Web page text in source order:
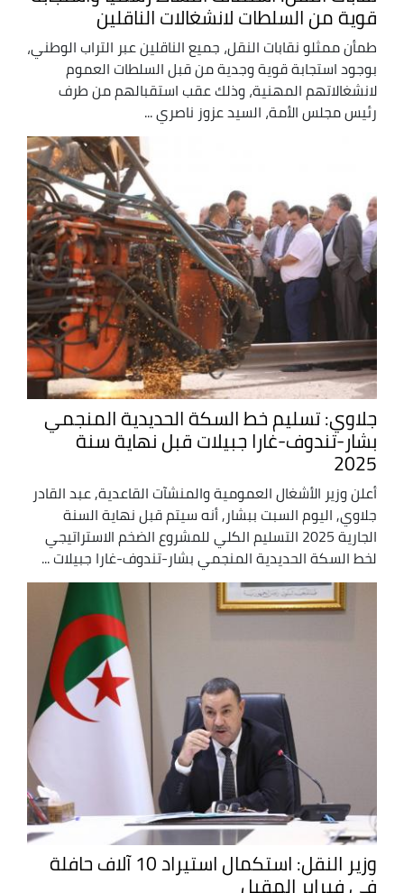
قوية من السلطات لانشغالات الناقلين
طمأن ممثلو نقابات النقل، جميع الناقلين عبر التراب الوطني،
بوجود استجابة قوية وجدية من قبل السلطات العموم
لانشغالاتهم المهنية، وذلك عقب استقبالهم من طرف
رئيس مجلس الأمة، السيد عزوز ناصري ...
جلاوي: تسليم خط السكة الحديدية المنجمي
بشار-تندوف-غارا جبيلات قبل نهاية سنة
2025
أعلن وزير الأشغال العمومية والمنشآت القاعدية, عبد القادر
جلاوي, اليوم السبت ببشار, أنه سيتم قبل نهاية السنة
الجارية 2025 التسليم الكلي للمشروع الضخم الاستراتيجي
لخط السكة الحديدية المنجمي بشار-تندوف-غارا جبيلات ...
وزير النقل: استكمال استيراد 10 آلاف حافلة